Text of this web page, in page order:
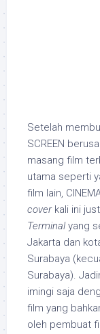
Setelah
SCREEN
masang film
utama seperti
film lain,
coverkali ini
Terminalyang
Jakarta dan
Surabaya
Surabaya).
imingi saja
film yang
oleh pembuat